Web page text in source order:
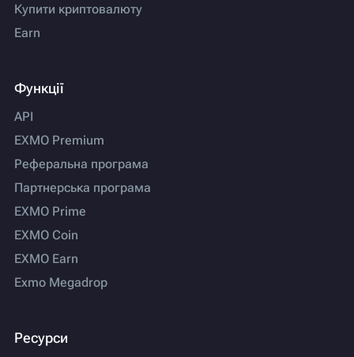
Купити криптовалюту
Earn
Функції
API
EXMO Premium
Реферальна програма
Партнерська програма
EXMO Prime
EXMO Coin
EXMO Earn
Exmo Megadrop
Ресурси